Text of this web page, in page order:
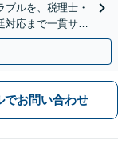
ルを、税理士・
応まで一貫サポ
でお問い合わせ